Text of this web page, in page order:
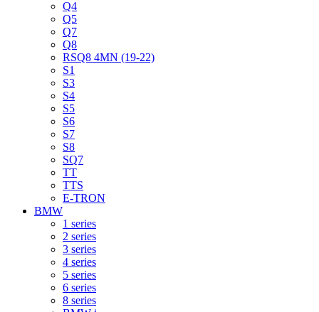
Q4
Q5
Q7
Q8
RSQ8 4MN (19-22)
S1
S3
S4
S5
S6
S7
S8
SQ7
TT
TTS
E-TRON
BMW
1 series
2 series
3 series
4 series
5 series
6 series
8 series